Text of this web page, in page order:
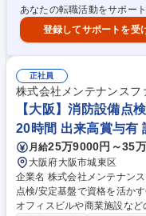
生◎
あなたの転職活動をサポート
登録してサポートを受
正社員
株式会社メンテナンスフ
【大阪】消防設備点
20時間 出来高賞与有
月給25万9000円～35
大阪府大阪市城東区
企業名 株式会社メンテナンスファクトリー
点検/安定基盤で資格を活かす◎
オフィスビルや商業施設な